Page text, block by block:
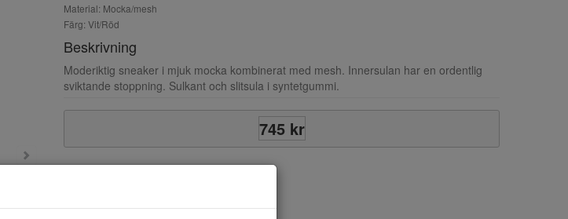
Material: Mocka/mesh
Färg: Vit/Röd
Beskrivning
Moderiktig sneaker i mjuk mocka kombinerat med mesh. Innersulan har en ordentlig
sviktande stoppning. Sulkant och slitsula i syntetgummi.
745 kr